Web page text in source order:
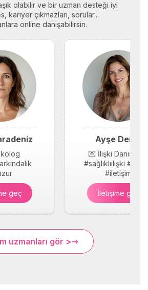
olabilir ve bir uzman desteği iyi
kariyer çıkmazları, sorular...
online danışabilirsin.
geç
Ayşe Demir
💌 İlişki Danışmanı
#sağlıklıilişki
#iletişim
İletişime geç
uzmanları gör >